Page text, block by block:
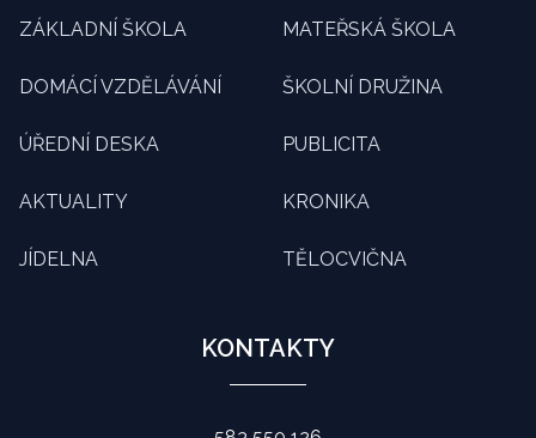
ZÁKLADNÍ ŠKOLA MATEŘSKÁ ŠKOLA
DOMÁCÍ VZDĚLÁVÁNÍ ŠKOLNÍ DRUŽINA
ÚŘEDNÍ DESKA PUBLICITA
AKTUALITY KRONIKA
JÍDELNA TĚLOCVIČNA
KONTAKTY